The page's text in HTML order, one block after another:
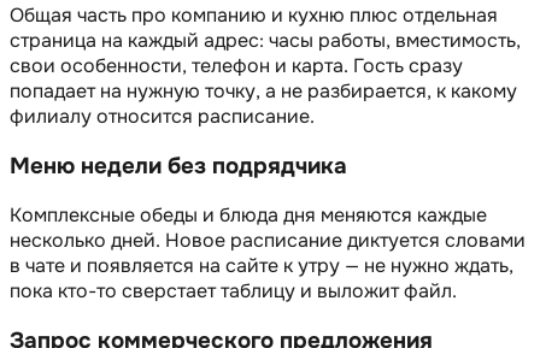
Общая часть про компанию и кухню плюс отдельная
страница на каждый адрес: часы работы, вместимость,
свои особенности, телефон и карта. Гость сразу
попадает на нужную точку, а не разбирается, к какому
филиалу относится расписание.
Меню недели без подрядчика
Комплексные обеды и блюда дня меняются каждые
несколько дней. Новое расписание диктуется словами
в чате и появляется на сайте к утру — не нужно ждать,
пока кто-то сверстает таблицу и выложит файл.
Запрос коммерческого предложения